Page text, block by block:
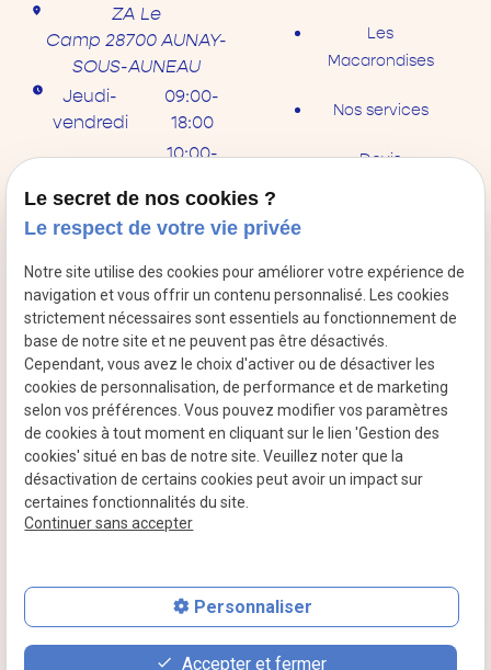
ZA Le
Camp 28700 AUNAY-
SOUS-AUNEAU
Jeudi-
vendredi
09:00-
18:00
10:00-
*sous réserve de
manifestation
extérieure
Les
Macarondises
Nos services
Devis
Contact
Mentions
légales
Politique de
confidentialité
Gestion
des
cookies
Plan du
site
Siret :
place feed phone
Le secret de nos cookies ?
Le respect de votre vie privée
Notre site utilise des cookies pour améliorer votre expérience de
navigation et vous offrir un contenu personnalisé. Les cookies
strictement nécessaires sont essentiels au fonctionnement de
base de notre site et ne peuvent pas être désactivés.
Cependant, vous avez le choix d'activer ou de désactiver les
cookies de personnalisation, de performance et de marketing
selon vos préférences. Vous pouvez modifier vos paramètres
de cookies à tout moment en cliquant sur le lien 'Gestion des
cookies' situé en bas de notre site. Veuillez noter que la
désactivation de certains cookies peut avoir un impact sur
certaines fonctionnalités du site.
Continuer sans accepter
Personnaliser
Accepter et fermer